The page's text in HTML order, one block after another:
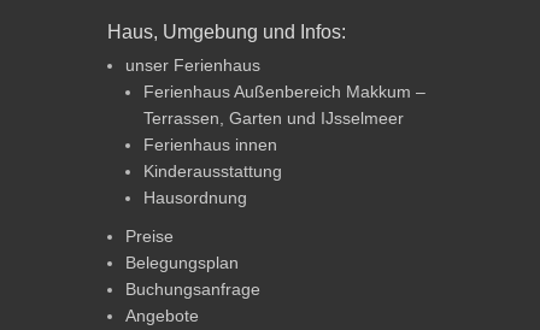
Haus, Umgebung und Infos:
unser Ferienhaus
Ferienhaus Außenbereich Makkum –
Terrassen, Garten und IJsselmeer
Ferienhaus innen
Kinderausstattung
Hausordnung
Preise
Belegungsplan
Buchungsanfrage
Angebote